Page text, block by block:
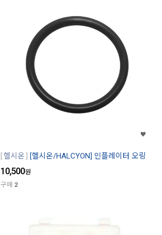
헬시온 [헬시온/HALCYON] 인플레이터 오링
10,500원
구매 2